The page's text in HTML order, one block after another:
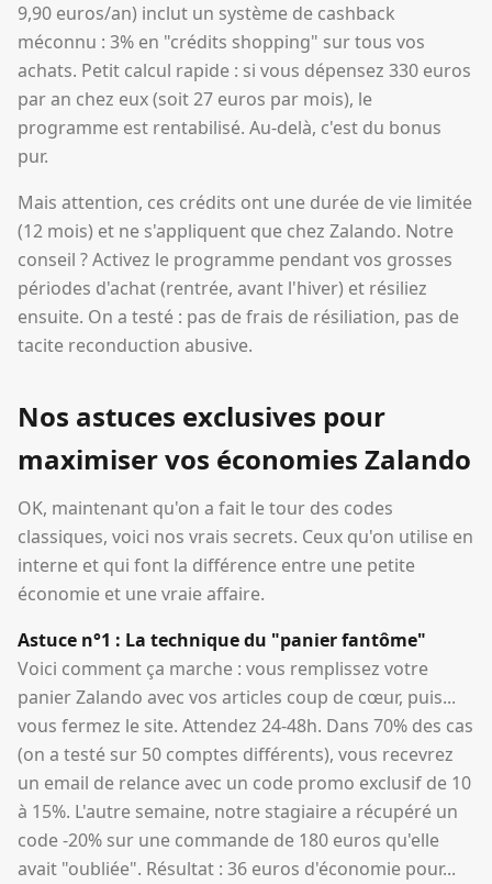
9,90 euros/an) inclut un système de cashback
méconnu : 3% en "crédits shopping" sur tous vos
achats. Petit calcul rapide : si vous dépensez 330 euros
par an chez eux (soit 27 euros par mois), le
programme est rentabilisé. Au-delà, c'est du bonus
pur.
Mais attention, ces crédits ont une durée de vie limitée
(12 mois) et ne s'appliquent que chez Zalando. Notre
conseil ? Activez le programme pendant vos grosses
périodes d'achat (rentrée, avant l'hiver) et résiliez
ensuite. On a testé : pas de frais de résiliation, pas de
tacite reconduction abusive.
Nos astuces exclusives pour
maximiser vos économies Zalando
OK, maintenant qu'on a fait le tour des codes
classiques, voici nos vrais secrets. Ceux qu'on utilise en
interne et qui font la différence entre une petite
économie et une vraie affaire.
Astuce n°1 : La technique du "panier fantôme"
Voici comment ça marche : vous remplissez votre
panier Zalando avec vos articles coup de cœur, puis...
vous fermez le site. Attendez 24-48h. Dans 70% des cas
(on a testé sur 50 comptes différents), vous recevrez
un email de relance avec un code promo exclusif de 10
à 15%. L'autre semaine, notre stagiaire a récupéré un
code -20% sur une commande de 180 euros qu'elle
avait "oubliée". Résultat : 36 euros d'économie pour...